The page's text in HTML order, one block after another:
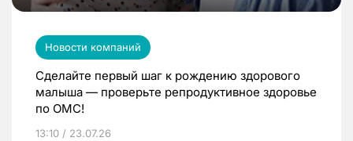
Новости компаний
Сделайте первый шаг к рождению здорового
малыша — проверьте репродуктивное здоровье
по ОМС!
13:10 / 23.07.26